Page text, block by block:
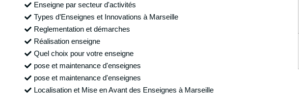
Enseigne par secteur d'activités
Types d’Enseignes et Innovations à Marseille
Reglementation et démarches
Réalisation enseigne
Quel choix pour votre enseigne
pose et maintenance d'enseignes
pose et maintenance d'enseignes
Localisation et Mise en Avant des Enseignes à Marseille